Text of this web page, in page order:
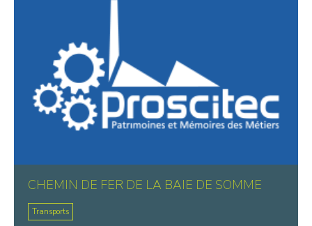
CHEMIN DE FER DE LA BAIE DE SOMME
Transports